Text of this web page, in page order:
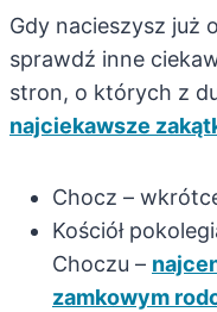
Gdy nacieszysz już
sprawdź inne
stron, o których z
najciekawsze
Chocz –
Kościół
Choczu –
zamkowym